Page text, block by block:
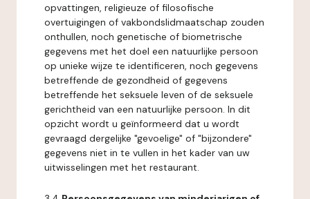
opvattingen, religieuze of filosofische
overtuigingen of vakbondslidmaatschap zouden
onthullen, noch genetische of biometrische
gegevens met het doel een natuurlijke persoon
op unieke wijze te identificeren, noch gegevens
betreffende de gezondheid of gegevens
betreffende het seksuele leven of de seksuele
gerichtheid van een natuurlijke persoon. In dit
opzicht wordt u geïnformeerd dat u wordt
gevraagd dergelijke "gevoelige" of "bijzondere"
gegevens niet in te vullen in het kader van uw
uitwisselingen met het restaurant.